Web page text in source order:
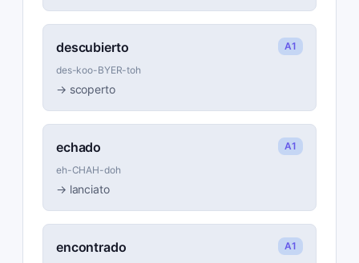
descubierto
A1
des-koo-BYER-toh
→ scoperto
echado
A1
eh-CHAH-doh
→ lanciato
encontrado
A1